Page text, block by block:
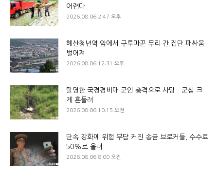
어렵다
2026.08.06 2:47 오후
혜산청년역 앞에서 구루마꾼 무리 간 집단 패싸움
벌어져
2026.08.06 12:31 오후
탈영한 국경경비대 군인 총격으로 사망…군심 크
게 흔들려
2026.08.06 10:15 오전
단속 강화에 위험 부담 커진 송금 브로커들, 수수료
50%로 올려
2026.08.06 8:00 오전